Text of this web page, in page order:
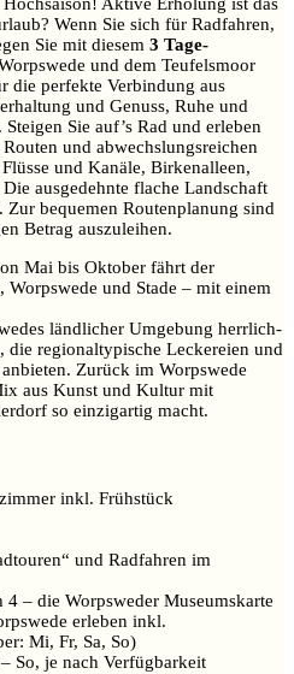
Wenn Sie sich für Radfahren,
Sie mit diesem 3 Tage-
und dem Teufelsmoor
die perfekte Verbindung aus
und Genuss, Ruhe und
Sie auf’s Rad und erleben
und abwechslungsreichen
und Kanäle, Birkenalleen,
ausgedehnte flache Landschaft
Zur bequemen Routenplanung sind
Betrag auszuleihen.
Mai bis Oktober fährt der
und Stade – mit einem
ländlicher Umgebung herrlich-
die regionaltypische Leckereien und
Zurück im Worpswede
aus Kunst und Kultur mit
so einzigartig macht.
inkl. Frühstück
und Radfahren im
– die Worpsweder Museumskarte
erleben inkl.
Mi, Fr, Sa, So)
So, je nach Verfügbarkeit